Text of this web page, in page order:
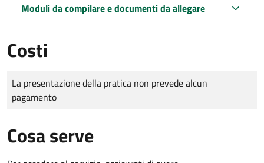
Moduli da compilare e documenti da allegare
Costi
Tipo di pagamento
Importo
La presentazione della pratica non prevede alcun
pagamento
Cosa serve